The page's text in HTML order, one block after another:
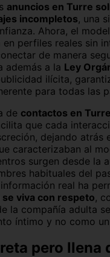
anuncios en Turre
incompletos, una
Ahora, el
en perfiles reales sin
de manera
además a la Ley
ilícita,
para todas las
de contactos en
que cada
dejando atrás
caracterizaban al
surgen desde la
habituales del
real ha
viva con respeto,
la compañía adulta
íntimo y no como
pero llena